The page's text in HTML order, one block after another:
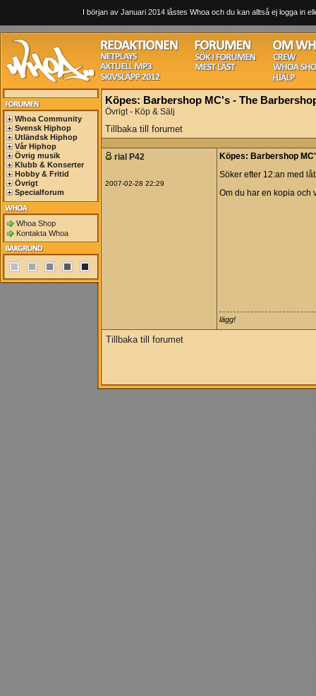
I början av Januari 2014 låstes Whoa och du kan alltså ej logga in
Whoa Community
Svensk Hiphop
Utländsk Hiphop
Vår Hiphop
Övrig musik
Klubb & Konserter
Hobby & Fritid
Övrigt
Specialforum
Whoa Shop
Kontakta Whoa
Köpes: Barbershop MC's - The
Övrigt - Köp & Sälj
Tillbaka till forumet
rial P42
2007-02-28 22:29
Köpes: Barbershop
Söker efter 12:an med
Om du har en kopia och
lägg!
Tillbaka till forumet